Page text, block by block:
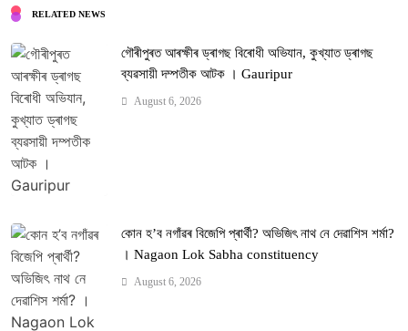
RELATED NEWS
গৌৰীপুৰত আৰক্ষীৰ ড্ৰাগছ বিৰোধী অভিযান, কুখ্যাত ড্ৰাগছ
ব্যৱসায়ী দম্পতীক আটক । Gauripur
August 6, 2026
কোন হ’ব নগাঁৱৰ বিজেপি প্ৰাৰ্থী? অভিজিৎ নাথ নে দেৱাশিস শৰ্মা?
। Nagaon Lok Sabha constituency
August 6, 2026